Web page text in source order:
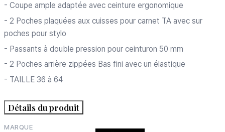
- Coupe ample adaptée avec ceinture ergonomique
- 2 Poches plaquées aux cuisses pour carnet TA avec sur
poches pour stylo
- Passants à double pression pour ceinturon 50 mm
- 2 Poches arrière zippées Bas fini avec un élastique
- TAILLE 36 à 64
Détails du produit
MARQUE